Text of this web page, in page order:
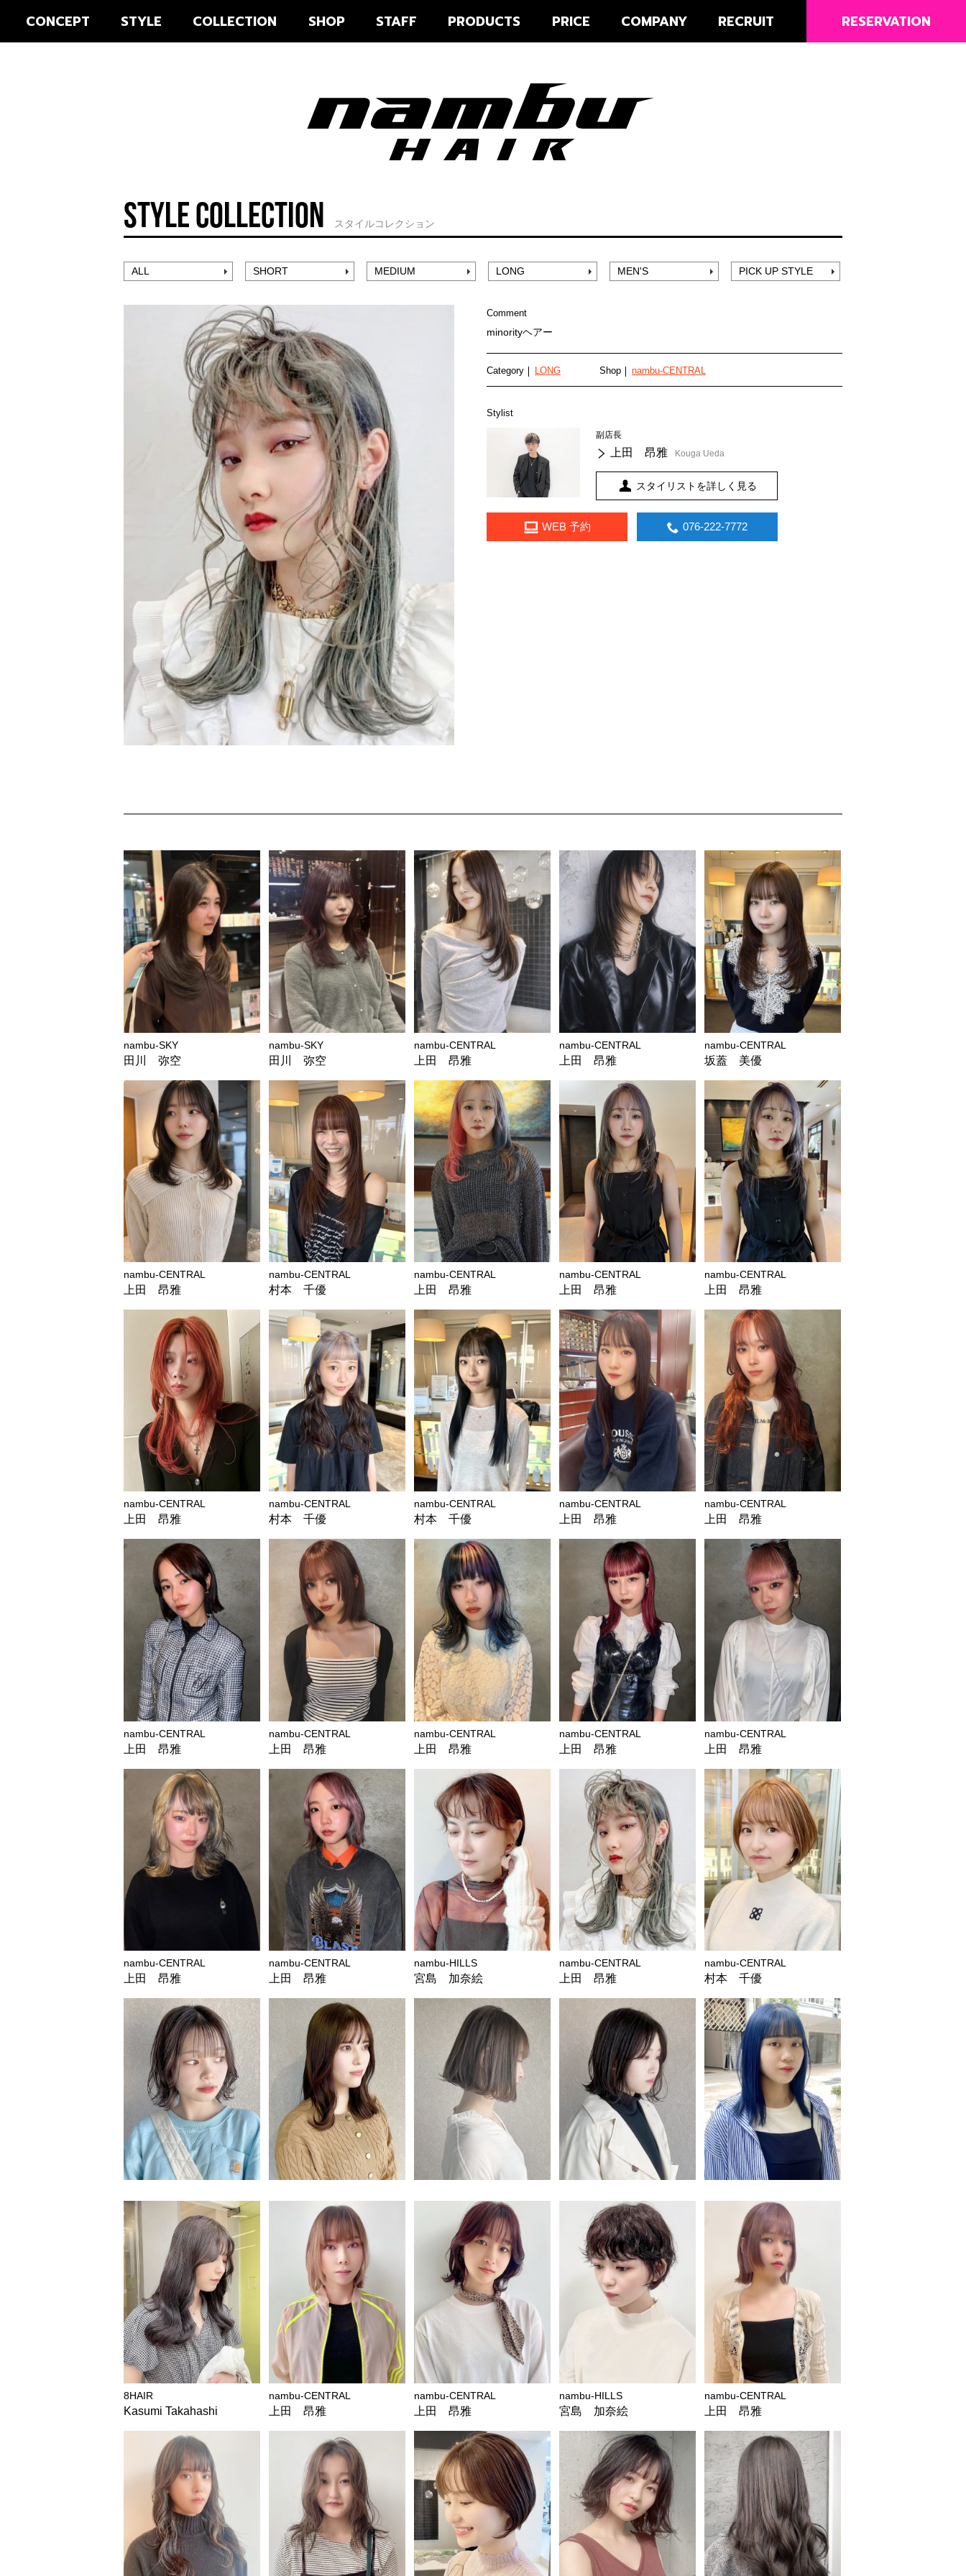
CONCEPT STYLE COLLECTION SHOP STAFF PRODUCTS PRICE COMPANY RECRUIT RESERVATION
STYLE COLLECTION スタイルコレクション
ALL SHORT MEDIUM LONG MEN'S PICK UP STYLE
Comment
minorityヘアー
Category LONG Shop nambu-CENTRAL
Stylist
副店長
上田 昂雅 Kouga Ueda
スタイリストを詳しく見る
WEB 予約 076-222-7772
nambu-SKY
田川 弥空
nambu-SKY
田川 弥空
nambu-CENTRAL
上田 昂雅
nambu-CENTRAL
上田 昂雅
nambu-CENTRAL
坂蓋 美優
nambu-CENTRAL
上田 昂雅
nambu-CENTRAL
村本 千優
nambu-CENTRAL
上田 昂雅
nambu-CENTRAL
上田 昂雅
nambu-CENTRAL
上田 昂雅
nambu-CENTRAL
上田 昂雅
nambu-CENTRAL
村本 千優
nambu-CENTRAL
村本 千優
nambu-CENTRAL
上田 昂雅
nambu-CENTRAL
上田 昂雅
nambu-CENTRAL
上田 昂雅
nambu-CENTRAL
上田 昂雅
nambu-CENTRAL
上田 昂雅
nambu-CENTRAL
上田 昂雅
nambu-CENTRAL
上田 昂雅
nambu-CENTRAL
上田 昂雅
nambu-CENTRAL
上田 昂雅
nambu-HILLS
宮島 加奈絵
nambu-CENTRAL
上田 昂雅
nambu-CENTRAL
村本 千優
8HAIR
Kasumi Takahashi
nambu-CENTRAL
上田 昂雅
nambu-CENTRAL
上田 昂雅
nambu-HILLS
宮島 加奈絵
nambu-CENTRAL
上田 昂雅